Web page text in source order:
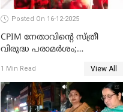
Posted On 16-12-2025
CPIM നേതാവിൻ്റെ സ്ത്രീ
വിരുദ്ധ പരാമർശം;
1 Min Read View All